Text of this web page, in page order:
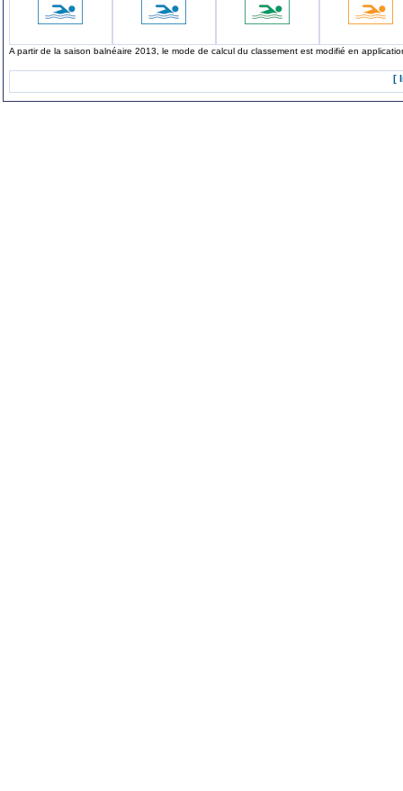
A partir de la saison balnéaire 2013, le mode de calcul du classement est modifié en
[